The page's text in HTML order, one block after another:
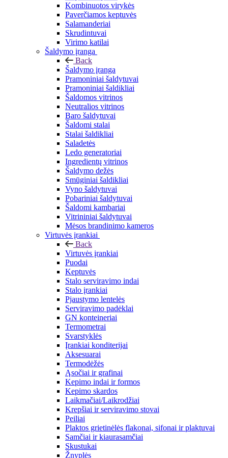
Kombinuotos virykės
Paverčiamos keptuvės
Salamanderiai
Skrudintuvai
Virimo katilai
Šaldymo įranga
Back
Šaldymo įranga
Pramoniniai šaldytuvai
Pramoniniai šaldikliai
Šaldomos vitrinos
Neutralios vitrinos
Baro šaldytuvai
Šaldomi stalai
Stalai šaldikliai
Saladetės
Ledo generatoriai
Ingredientų vitrinos
Šaldymo dežės
Smūginiai šaldikliai
Vyno šaldytuvai
Pobariniai šaldytuvai
Šaldomi kambariai
Vitrininiai šaldytuvai
Mėsos brandinimo kameros
Virtuvės įrankiai
Back
Virtuvės įrankiai
Puodai
Keptuvės
Stalo serviravimo indai
Stalo įrankiai
Pjaustymo lentelės
Serviravimo padėklai
GN konteineriai
Termometrai
Svarstyklės
Įrankiai konditerijai
Aksesuarai
Termodėžės
Ąsočiai ir grafinai
Kepimo indai ir formos
Kepimo skardos
Laikmačiai/Laikrodžiai
Krepšiai ir serviravimo stovai
Peiliai
Plaktos grietinėlės flakonai, sifonai ir plaktuvai
Samčiai ir kiaurasamčiai
Skustukai
Žnyplės